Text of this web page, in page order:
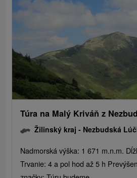
Túra na Malý Kriváň z
Žilinský kraj - Nezbudská
Nadmorská výška: 1 671 m.n.m.
Trvanie: 4 a pol hod až 5 h